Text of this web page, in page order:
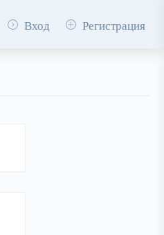
Вход Регистрация